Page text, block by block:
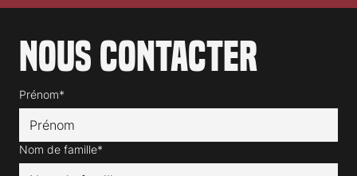
Nous contacter
Prénom*
Nom de famille*